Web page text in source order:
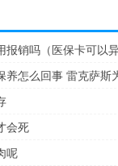
销吗（医保卡可以异
养怎么回事 雷克萨斯
会死
呢